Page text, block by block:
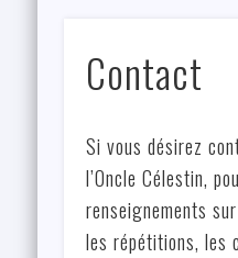
Contact
Si vous désirez
l’Oncle Célestin,
renseignements
les répétitions, les